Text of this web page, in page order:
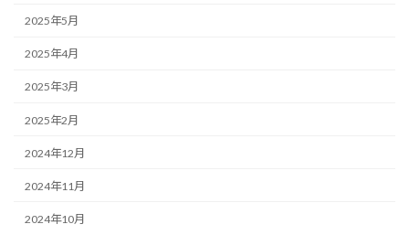
2025年5月
2025年4月
2025年3月
2025年2月
2024年12月
2024年11月
2024年10月